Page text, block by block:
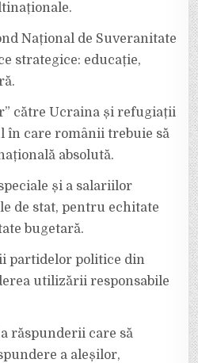
Național de Suveranitate
strategice: educație,
către Ucraina și refugiații
în care românii trebuie să
absolută.
și a salariilor
de stat, pentru echitate
bugetară.
partidelor politice din
utilizării responsabile
răspunderii care să
a aleșilor,